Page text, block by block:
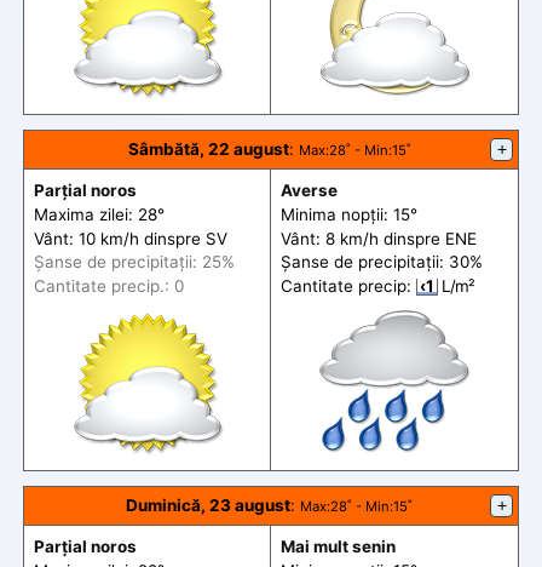
Sâmbătă, 22 august: Max:28˚ - Min:15˚ +
Parțial noros
Maxima zilei: 28°
Vânt: 10 km/h dinspre SV
Șanse de precipitații: 25%
Cantitate precip.: 0
Averse
Minima nopții: 15°
Vânt: 8 km/h dinspre ENE
Șanse de precipitații: 30%
Cantitate precip: ‹1 L/m²
Duminică, 23 august: Max:28˚ - Min:15˚ +
Parțial noros
Mai mult senin